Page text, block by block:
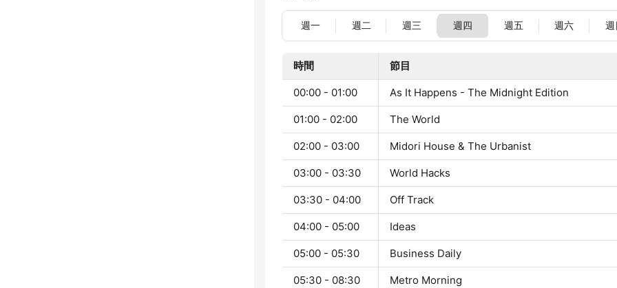
週一 週二 週三 週四 週五 週六 週
時間 節目
00:00 - 01:00 As It Happens - The Midnight Edition
01:00 - 02:00 The World
02:00 - 03:00 Midori House & The Urbanist
03:00 - 03:30 World Hacks
03:30 - 04:00 Off Track
04:00 - 05:00 Ideas
05:00 - 05:30 Business Daily
05:30 - 08:30 Metro Morning